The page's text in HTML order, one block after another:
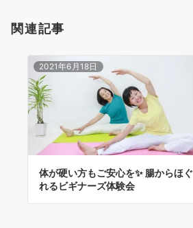
関連記事
2021年6月18日
体が硬い方もご安心を✨ 腸からほぐ
れるビギナーズ体験会